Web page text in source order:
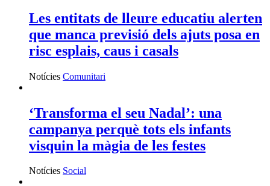
Les entitats de lleure educatiu alerten
que manca previsió dels ajuts posa en
risc esplais, caus i casals
Notícies Comunitari
‘Transforma el seu Nadal’: una
campanya perquè tots els infants
visquin la màgia de les festes
Notícies Social